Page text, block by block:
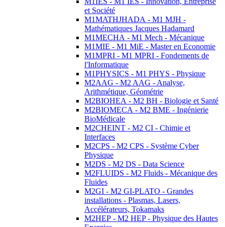
et Société
M1MATHJHADA - M1 MJH -
Mathématiques Jacques Hadamard
M1MECHA - M1 Mech - Mécanique
M1MIE - M1 MiE - Master en Economie
M1MPRI - M1 MPRI - Fondements de
l'Informatique
M1PHYSICS - M1 PHYS - Physique
M2AAG - M2 AAG - Analyse,
Arithmétique, Géométrie
M2BIOHEA - M2 BH - Biologie et Santé
M2BIOMECA - M2 BME - Ingénierie
BioMédicale
M2CHEINT - M2 CI - Chimie et
Interfaces
M2CPS - M2 CPS - Système Cyber
Physique
M2DS - M2 DS - Data Science
M2FLUIDS - M2 Fluids - Mécanique des
Fluides
M2GI - M2 GI-PLATO - Grandes
installations - Plasmas, Lasers,
Accélérateurs, Tokamaks
M2HEP - M2 HEP - Physique des Hautes